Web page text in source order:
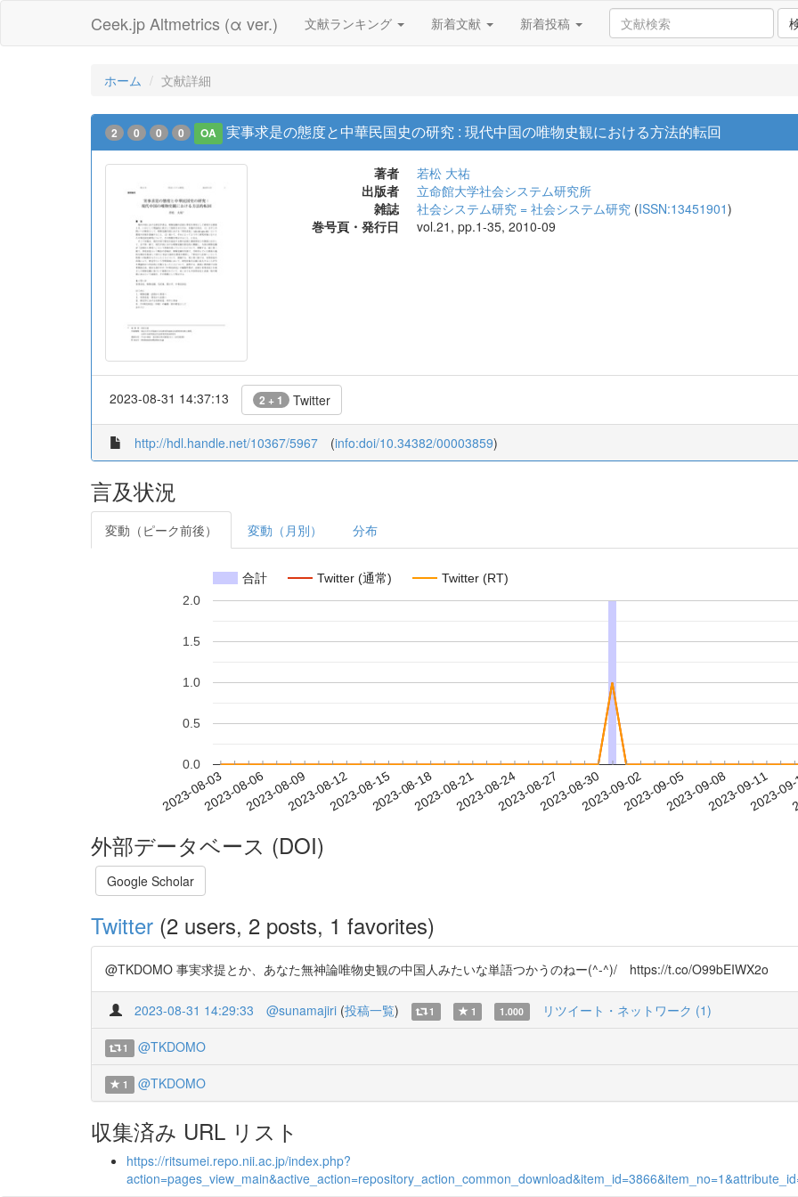
Ceek.jp Altmetrics (α ver.) 文献ランキング 新着文献 新着投稿
ホーム 文献詳細
2 0 0 0 OA 実事求是の態度と中華民国史の研究 : 現代中国の唯物史観における方法的転回
著者
若松 大祐
出版者
立命館大学社会システム研究所
雑誌
社会システム研究 = 社会システム研究 (ISSN:13451901)
巻号頁・発行日
vol.21, pp.1-35, 2010-09
2023-08-31 14:37:13 2 + 1 Twitter
http://hdl.handle.net/10367/5967 (info:doi/10.34382/00003859)
言及状況
変動（ピーク前後） 変動（月別） 分布
合計 Twitter (通常) Twitter (RT)
2023-08-032023-08-062023-08-092023-08-122023-08-152023-08-182023-08-212023-08-242023-08-272023-08-302023-09-022023-09-052023-09-082023-09-11
2023-
0.0
0.5
1.0
1.5
2.0
外部データベース (DOI)
Google Scholar
Twitter (2 users, 2 posts, 1 favorites)
@TKDOMO 事実求提とか、あなた無神論唯物史観の中国人みたいな単語つかうのねー(^-^)/ https://t.co/O99bEIWX2o
2023-08-31 14:29:33 @sunamajiri (投稿一覧) 1 1 1.000 リツイート・ネットワーク (1)
1 @TKDOMO
1 @TKDOMO
収集済み URL リスト
https://ritsumei.repo.nii.ac.jp/index.php?